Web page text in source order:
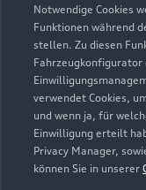
Notwendige Cookies
Funktionen während
stellen. Zu diesen
Fahrzeugkonfigurator
verwendet Cookies,
und wenn ja, für
Einwilligung erteilt
Privacy Manager,
können Sie in unserer
Zur Reparatur